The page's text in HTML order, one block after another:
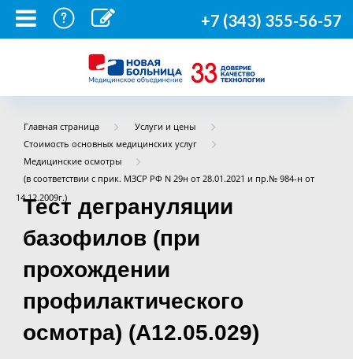
+7 (343) 355-56-57
Главная страница
Услуги и цены
Стоимость основных медицинских услуг
Медицинские осмотры
(в соответствии с прик. МЗСР РФ N 29н от 28.01.2021 и пр.№ 984-н от
14.12.2009г.)
Тест дегрануляции
базофилов (при
прохождении
профилактического
осмотра) (A12.05.029)